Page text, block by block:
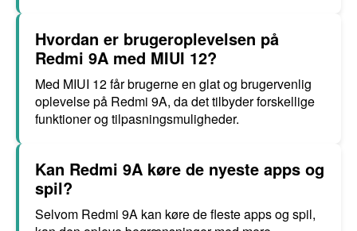
Hvordan er brugeroplevelsen på
Redmi 9A med MIUI 12?
Med MIUI 12 får brugerne en glat og brugervenlig
oplevelse på Redmi 9A, da det tilbyder forskellige
funktioner og tilpasningsmuligheder.
Kan Redmi 9A køre de nyeste apps og
spil?
Selvom Redmi 9A kan køre de fleste apps og spil,